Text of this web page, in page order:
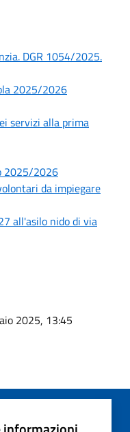
DGR 1054/2025.
2025/2026
servizi alla prima
2025/2026
da impiegare
all'asilo nido di via
2025, 13:45